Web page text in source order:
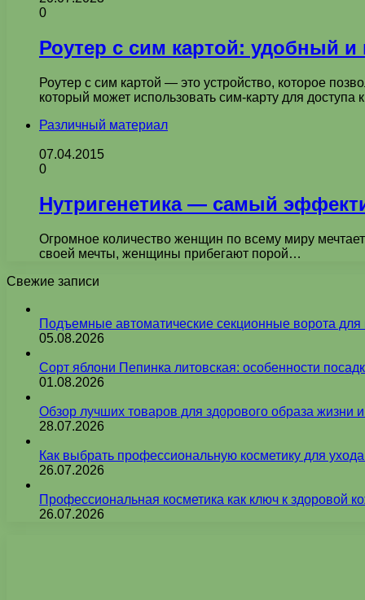
0
Роутер с сим картой: удобный
Роутер с сим картой — это устройство, которое
который может использовать сим-карту для доступа
Различный материал
07.04.2015
0
Нутригенетика — самый
Огромное количество женщин по всему миру
своей мечты, женщины прибегают порой…
Свежие записи
Подъемные автоматические секционные ворота для
05.08.2026
Сорт яблони Пепинка литовская: особенности
01.08.2026
Обзор лучших товаров для здорового образа жизни
28.07.2026
Как выбрать профессиональную косметику для
26.07.2026
Профессиональная косметика как ключ к здоровой
26.07.2026